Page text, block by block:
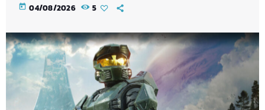
today 04/08/2026 5